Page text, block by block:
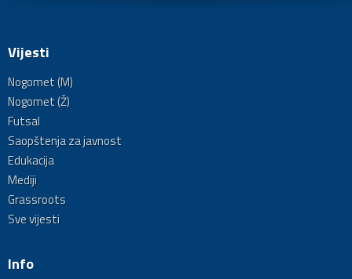
Vijesti
Nogomet (M)
Nogomet (Ž)
Futsal
Saopštenja za javnost
Edukacija
Mediji
Grassroots
Sve vijesti
Info